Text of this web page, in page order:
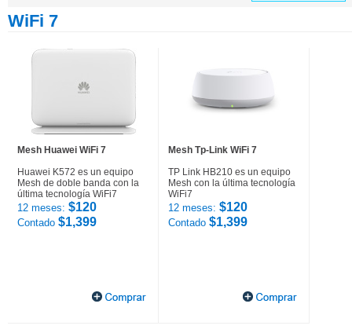
WiFi 7
Mesh Huawei WiFi 7
Huawei K572 es un equipo
Mesh de doble banda con la
última tecnología WiFi7
12 meses: $120
Contado $1,399
Mesh Tp-Link WiFi 7
TP Link HB210 es un equipo
Mesh con la última tecnología
WiFi7
12 meses: $120
Contado $1,399